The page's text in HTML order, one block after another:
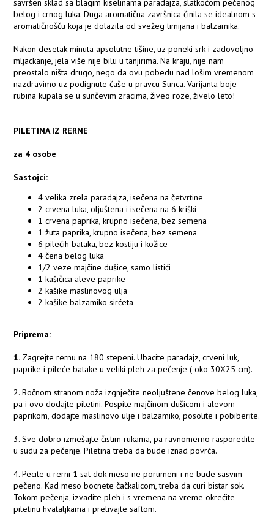
savršen sklad sa blagim kiselinama paradajza, slatkoćom pečenog
belog i crnog luka. Duga aromatična završnica činila se idealnom s
aromatičnošču koja je dolazila od svežeg timijana i balzamika.
Nakon desetak minuta apsolutne tišine, uz poneki srk i zadovoljno
mljackanje, jela više nije bilu u tanjirima. Na kraju, nije nam
preostalo ništa drugo, nego da ovu pobedu nad lošim vremenom
nazdravimo uz podignute čaše u pravcu Sunca. Varijanta boje
rubina kupala se u sunčevim zracima, živeo roze, živelo leto!
PILETINA IZ RERNE
za 4 osobe
Sastojci:
4 velika zrela paradajza, isečena na četvrtine
2 crvena luka, oljuštena i isečena na 6 kriški
1 crvena paprika, krupno isečena, bez semena
1 žuta paprika, krupno isečena, bez semena
6 pilećih bataka, bez kostiju i kožice
4 čena belog luka
1/2 veze majčine dušice, samo listići
1 kašičica aleve paprike
2 kašike maslinovog ulja
2 kašike balzamiko sirćeta
Priprema:
1. Zagrejte rernu na 180 stepeni. Ubacite paradajz, crveni luk,
paprike i pileće batake u veliki pleh za pečenje ( oko 30X25 cm).
2. Bočnom stranom noža izgnječite neoljuštene čenove belog luka,
pa i ovo dodajte piletini. Pospite majčinom dušicom i alevom
paprikom, dodajte maslinovo ulje i balzamiko, posolite i pobiberite.
3. Sve dobro izmešajte čistim rukama, pa ravnomerno rasporedite
u sudu za pečenje. Piletina treba da bude iznad povrća.
4. Pecite u rerni 1 sat dok meso ne porumeni i ne bude sasvim
pečeno. Kad meso bocnete čačkalicom, treba da curi bistar sok.
Tokom pečenja, izvadite pleh i s vremena na vreme okrećite
piletinu hvataljkama i prelivajte saftom.